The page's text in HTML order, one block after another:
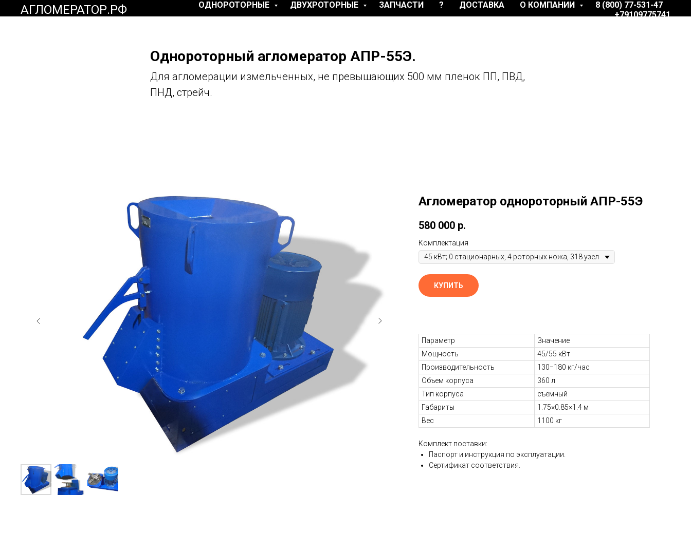
АГЛОМЕРАТОР.РФ ОДНОРОТОРНЫЕ ДВУХРОТОРНЫЕ ЗАПЧАСТИ ? ДОСТАВКА О КОМПАНИИ
8 (800) 77-531-47
+79109775741
Однороторный агломератор АПР-55Э.
Для агломерации измельченных, не превышающих 500 мм пленок ПП, ПВД,
ПНД, стрейч.
Агломератор однороторный АПР-55Э
580 000 р.
Комплектация
КУПИТЬ
Параметр
Значение
Мощность
45/55 кВт
Производительность
130−180 кг/час
Объем корпуса
360 л
Тип корпуса
съёмный
Габариты
1.75×0.85×1.4 м
Вес
1100 кг
Комплект поставки:
Паспорт и инструкция по эксплуатации.
Сертификат соответствия.